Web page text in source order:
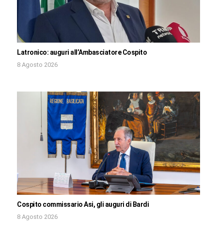
Latronico: auguri all’Ambasciatore Cospito
8 Agosto 2026
Cospito commissario Asi, gli auguri di Bardi
8 Agosto 2026